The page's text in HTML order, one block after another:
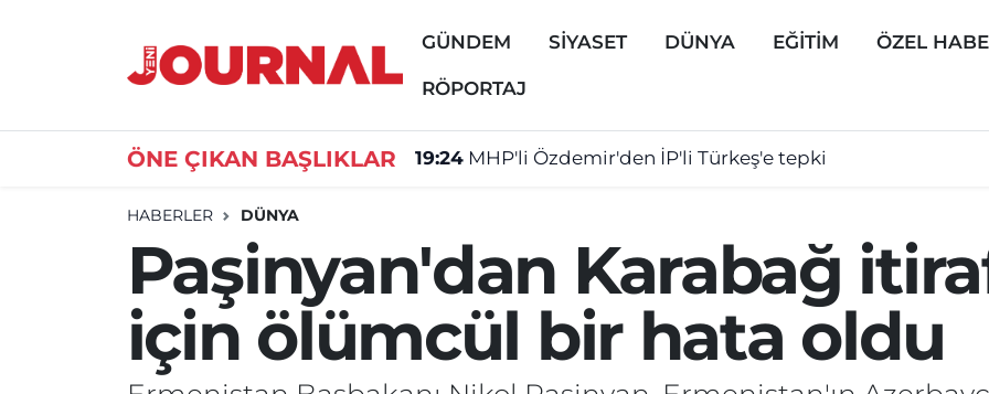
GÜNDEM SİYASET DÜNYA EĞİTİM ÖZEL
RÖPORTAJ
ÖNE ÇIKAN BAŞLIKLAR 19:24 MHP'li Özdemir'den İP'li Türkeş'e tepki
HABERLER DÜNYA
Paşinyan'dan Karabağ
için ölümcül bir hata oldu
GÜNDEM
DÜNYA
EĞİTİM
ÖZEL HABER
Nöbetçi Eczaneler
Süper Lig Puan Durumu ve Fikstür
Tüm Manşetler
Son Dakika Haberleri